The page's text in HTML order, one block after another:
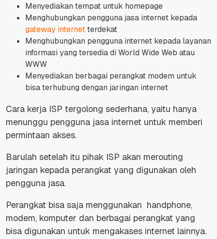
Menyediakan tempat untuk homepage
Menghubungkan pengguna jasa internet kepada
gateway internetterdekat
Menghubungkan pengguna internet kepada layanan
informasi yang tersedia di World Wide Web atau
WWW
Menyediakan berbagai perangkat modem untuk
bisa terhubung dengan jaringan internet
Cara kerja ISP tergolong sederhana, yaitu hanya
menunggu pengguna jasa internet untuk memberi
permintaan akses.
Barulah setelah itu pihak ISP akan merouting
jaringan kepada perangkat yang digunakan oleh
pengguna jasa.
Perangkat bisa saja menggunakan handphone,
modem, komputer dan berbagai perangkat yang
bisa digunakan untuk mengakases internet lainnya.